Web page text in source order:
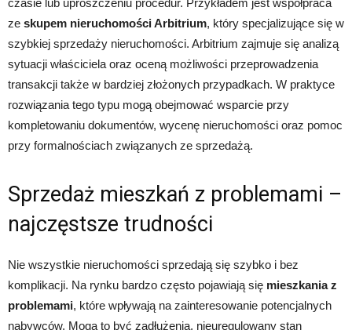
czasie lub uproszczeniu procedur. Przykładem jest współpraca
ze skupem nieruchomości Arbitrium, który specjalizujące się w
szybkiej sprzedaży nieruchomości. Arbitrium zajmuje się analizą
sytuacji właściciela oraz oceną możliwości przeprowadzenia
transakcji także w bardziej złożonych przypadkach. W praktyce
rozwiązania tego typu mogą obejmować wsparcie przy
kompletowaniu dokumentów, wycenę nieruchomości oraz pomoc
przy formalnościach związanych ze sprzedażą.
Sprzedaż mieszkań z problemami –
najczęstsze trudności
Nie wszystkie nieruchomości sprzedają się szybko i bez
komplikacji. Na rynku bardzo często pojawiają się mieszkania z
problemami, które wpływają na zainteresowanie potencjalnych
nabywców. Mogą to być zadłużenia, nieuregulowany stan